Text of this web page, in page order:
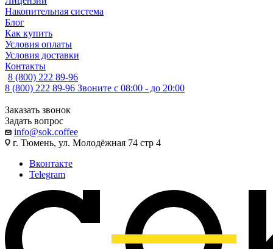
Накопительная система
Блог
Как купить
Условия оплаты
Условия доставки
Контакты
8 (800) 222 89-96
8 (800) 222 89-96 Звоните с 08:00 - до 20:00
Заказать звонок
Задать вопрос
info@sok.coffee
г. Тюмень, ул. Молодёжная 74 стр 4
Вконтакте
Telegram